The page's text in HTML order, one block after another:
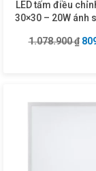
LED tấm điều
30×30 – 20W ánh
1.078.900₫